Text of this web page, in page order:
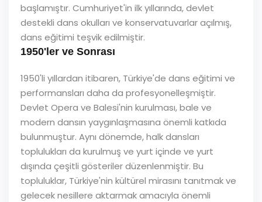
başlamıştır. Cumhuriyet'in ilk yıllarında, devlet
destekli dans okulları ve konservatuvarlar açılmış,
dans eğitimi teşvik edilmiştir.
1950'ler ve Sonrası
1950'li yıllardan itibaren, Türkiye'de dans eğitimi ve
performansları daha da profesyonelleşmiştir.
Devlet Opera ve Balesi'nin kurulması, bale ve
modern dansın yaygınlaşmasına önemli katkıda
bulunmuştur. Aynı dönemde, halk dansları
toplulukları da kurulmuş ve yurt içinde ve yurt
dışında çeşitli gösteriler düzenlenmiştir. Bu
topluluklar, Türkiye'nin kültürel mirasını tanıtmak ve
gelecek nesillere aktarmak amacıyla önemli